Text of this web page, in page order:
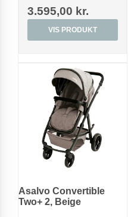
3.595,00 kr.
VIS PRODUKT
Asalvo Convertible
Two+ 2, Beige